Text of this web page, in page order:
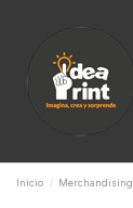
Inicio Merchandising